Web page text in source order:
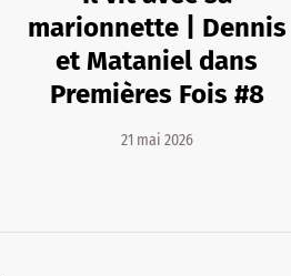
marionnette | Dennis
et Mataniel dans
Premières Fois #8
21 mai 2026